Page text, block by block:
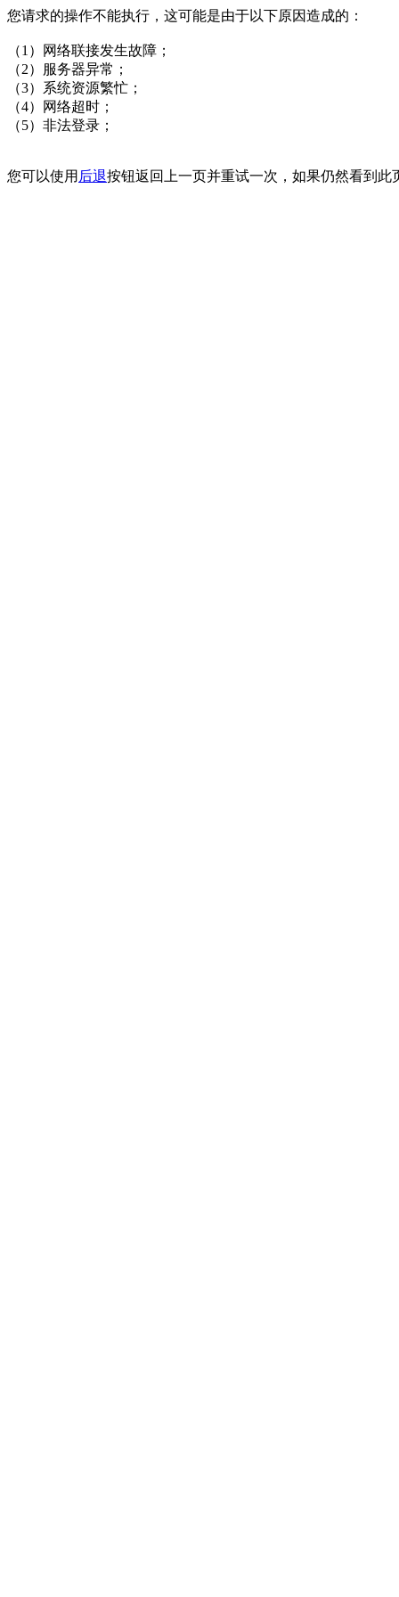
您请求的操作不能执行，这可能是由于以下原因造成的：
（1）网络联接发生故障；
（2）服务器异常；
（3）系统资源繁忙；
（4）网络超时；
（5）非法登录；
您可以使用 后退按钮返回上一页并重试一次，如果仍然看到此